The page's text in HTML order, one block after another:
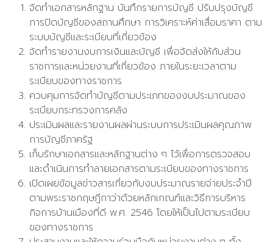
จัดทำเอกสารหลักฐาน บันทึกรายการบัญชี ปรับปรุงบัญชี
การปิดบัญชีของสถานศึกษา การวิเคราะห์ค่าเสื่อมราคา ตาม
ระบบบัญชีและระเบียบที่เกี่ยวข้อง
จัดทำรายงานงบการเงินและบัญชี เพื่อจัดส่งให้กับส่วน
ราชการและหน่วยงานที่เกี่ยวข้อง ภายในระยะเวลาตาม
ระเบียบของทางราชการ
ควบคุมการจัดทำบัญชีตามประเภทของงบประมาณของ
ระเบียบกระทรวงการคลัง
ประเมินผลและรายงานผลผ่านระบบการประเมินผลคุณภาพ
การบัญชีภาครัฐ
เก็บรักษาเอกสารและหลักฐานต่าง ๆ ไว้เพื่อการตรวจสอบ
และดำเนินการทำลายเอกสารตามระเบียบของทางราชการ
เปิดเผยข้อมูลข่าวสารเกี่ยวกับงบประมาณรายจ่ายประจำปี
ตามพระราชกฤษฎีกาว่าด้วยหลักเกณฑ์และวิธีการบริหาร
กิจการบ้านเมืองที่ดี พ.ศ. 2546 โดยให้เป็นไปตามระเบียบ
ของทางราชการ